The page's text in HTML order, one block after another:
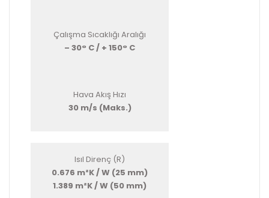
Çalışma Sıcaklığı Aralığı
– 30° C / + 150° C
Hava Akış Hızı
30 m/s (Maks.)
Isıl Direnç (R)
0.676 m²K / W (25 mm)
1.389 m²K / W (50 mm)